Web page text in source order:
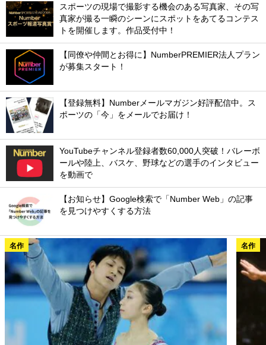
スポーツの現場で撮影する機会のある写真家、その写
真家が撮る一瞬のシーンにスポットをあてるコンテス
トを開催します。作品受付中！
【同僚や仲間とお得に】NumberPREMIER法人プラン
が募集スタート！
【登録無料】Numberメールマガジン好評配信中。ス
ポーツの「今」をメールでお届け！
YouTubeチャンネル登録者数60,000人突破！バレーボ
ールや陸上、バスケ、野球などの選手のインタビュー
を動画で
【お知らせ】Google検索で「Number Web」の記事
を見つけやすくする方法
名作 名作